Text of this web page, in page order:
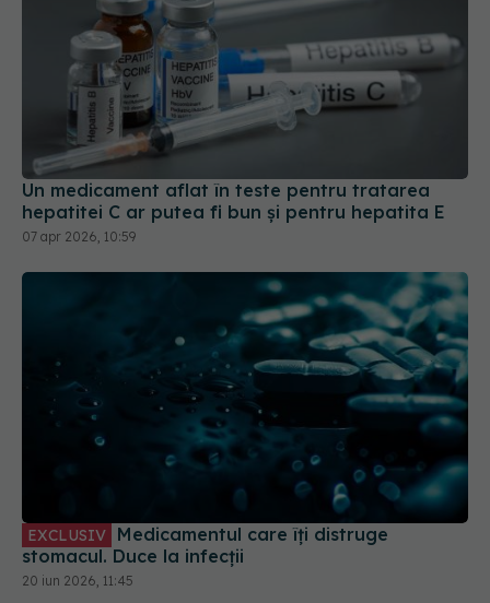
Un medicament aflat în teste pentru tratarea
hepatitei C ar putea fi bun și pentru hepatita E
07 apr 2026, 10:59
20 iun 2026, 11:45